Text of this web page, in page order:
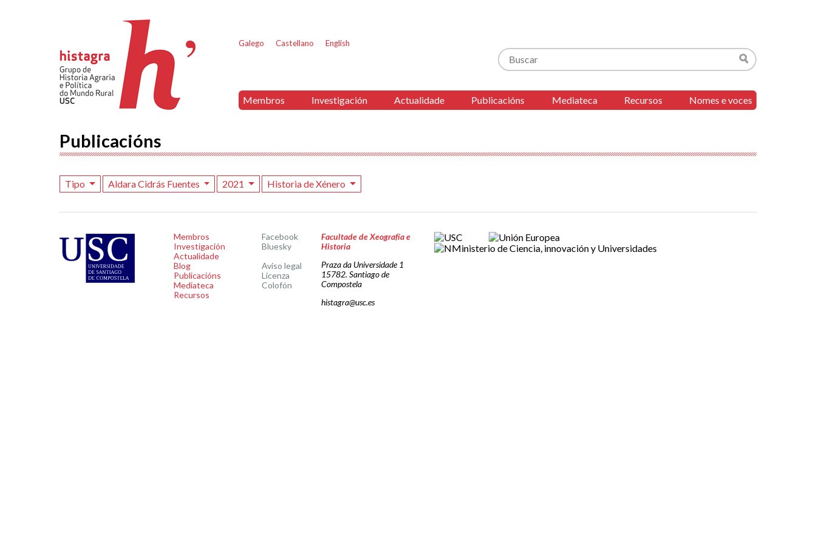
Galego Castellano English
Buscar
Buscar
Membros Investigación Actualidade Publicacións Mediateca Recursos Nomes e voces
Publicacións
Tipo Aldara Cidrás Fuentes 2021 Historia de Xénero
Membros
Investigación
Actualidade
Blog
Publicacións
Mediateca
Recursos
Facebook
Bluesky
Aviso legal
Licenza
Colofón
Facultade de Xeografía e
Historia
Praza da Universidade 1
15782. Santiago de
Compostela
histagra@usc.es